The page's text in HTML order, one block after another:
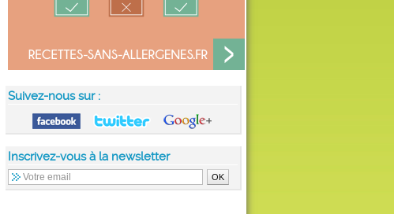
Suivez-nous sur :
Inscrivez-vous à la newsletter